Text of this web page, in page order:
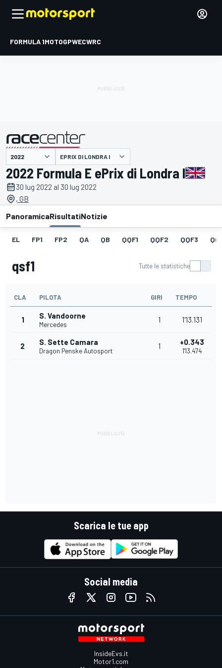
FORMULA 1MOTOGPWECWRC
presentato da EPRIX DI LONDRA I
2022 Formula E ePrix di Londra I
30 lug 2022 al 30 lug 2022
, GB
PanoramicaRisultatiNotizie
EL FP1 FP2 QA QB QQF1 QQF2 QQF3
qsf1 Tutte le statistiche
CLA PILOTA GIRI TEMPO
1 S. Vandoorne
Mercedes
1 1'13.131
2 S. Sette Camara
Dragon Penske Autosport
1 +0.343
1'13.474
Scarica le tue app
Social media
InsideEvs.it
Motor1.com